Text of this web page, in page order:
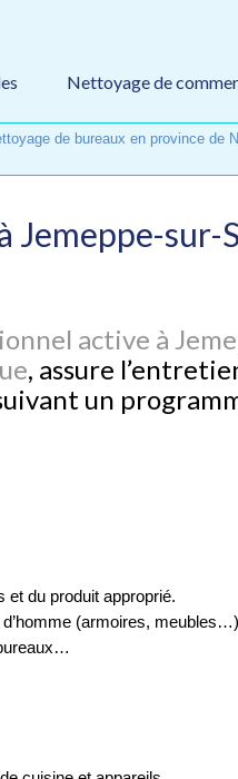
Nettoyage de
de bureaux en province de
Jemeppe-sur-
active à
, assure
un
et du produit approprié.
(armoires,